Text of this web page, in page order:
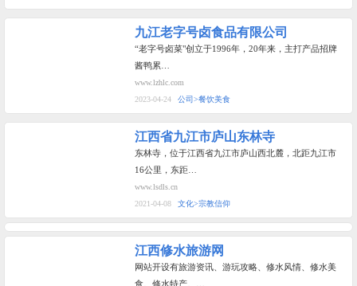
九江老字号卤食品有限公司
“老字号卤菜"创立于1996年，20年来，主打产品招牌
酱鸭累…
www.lzhlc.com
2023-04-24
公司>餐饮美食
江西省九江市庐山东林寺
东林寺，位于江西省九江市庐山西北麓，北距九江市
16公里，东距…
www.lsdls.cn
2021-04-08
文化>宗教信仰
江西修水旅游网
网站开设有旅游资讯、游玩攻略、修水风情、修水美
食、修水特产、…